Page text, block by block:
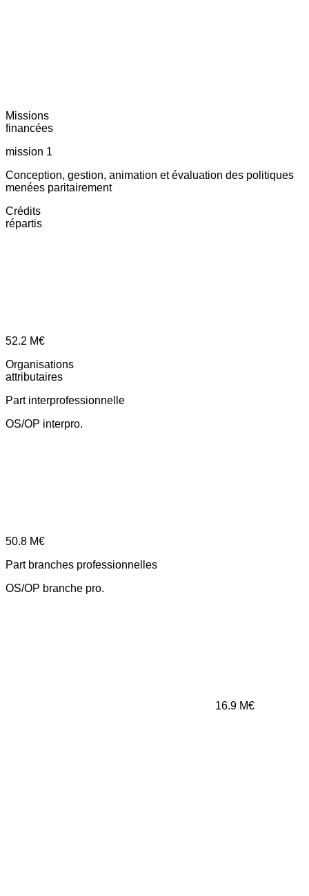
Missions
financées
mission 1
Conception, gestion, animation et évaluation des politiques
menées paritairement
Crédits
répartis
52.2 M€
Organisations
attributaires
Part interprofessionnelle
OS/OP interpro.
50.8 M€
Part branches professionnelles
OS/OP branche pro.
16.9 M€